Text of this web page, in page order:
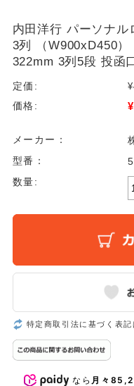
内田洋行 パーソナ
3列 （W900xD450）
322mm 3列5段 投函
定価:
価格:
メーカー：
型番：
数量:
特定商取引法に基づく表記
なら 月々